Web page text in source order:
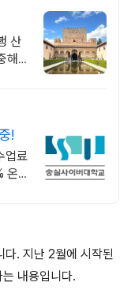
산
해
!
업료
온
다. 지난 2월에 시작된
내용입니다.